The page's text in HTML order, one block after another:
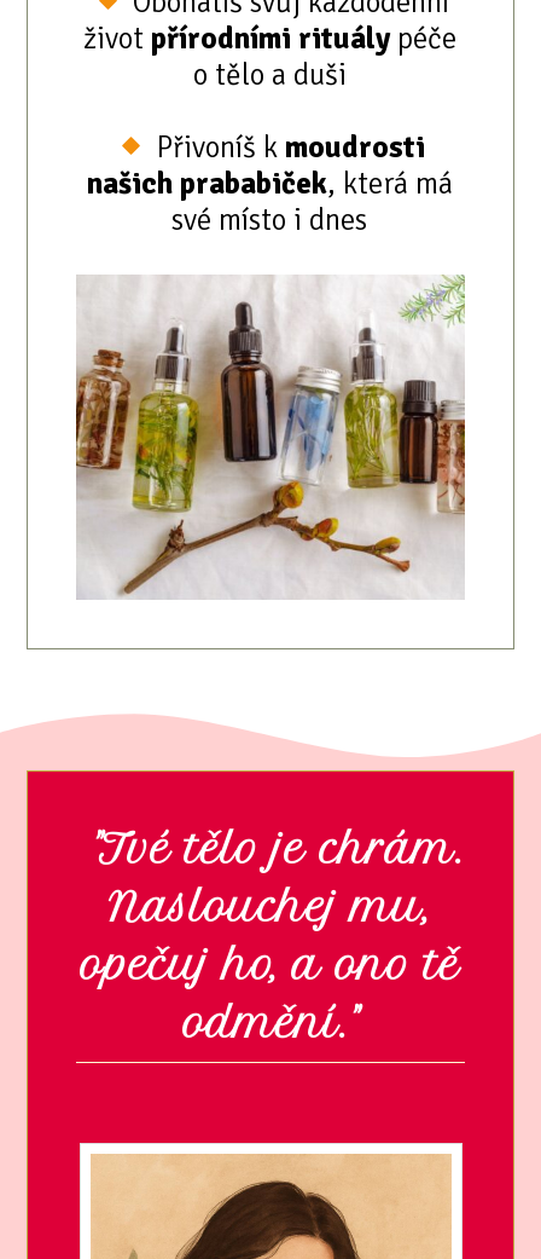
život přírodními rituálypéče
o tělo a duši
Přivoníš k moudrosti
našich prababiček, která má
své místo i dnes
"Tvé tělo je chrám.
Naslouchej mu,
opečuj ho, a ono tě
odmění."